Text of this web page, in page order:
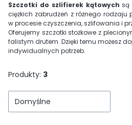
Szczotki do szlifierek kątowych są
ciężkich zabrudzeń z różnego rodzaju
w procesie czyszczenia, szlifowania i
Oferujemy szczotki stożkowe z
falistym drutem. Dzięki temu możesz
indywidualnych potrzeb.
Produkty: 3
Domyślne